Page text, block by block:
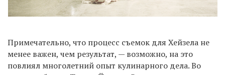
Примечательно, что процесс съемок для Хейзела не
менее важен, чем результат, — возможно, на это
повлиял многолетний опыт кулинарного дела. Во